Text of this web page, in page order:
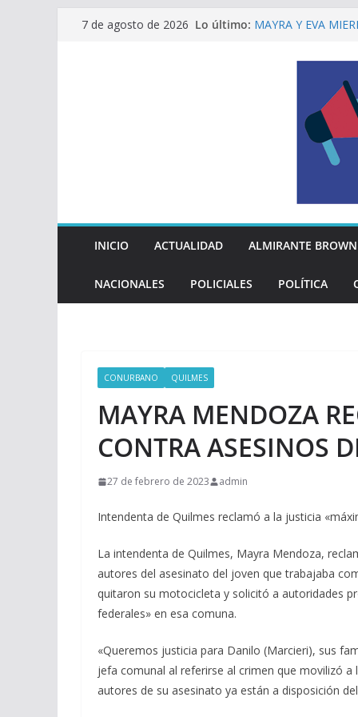
Saltar7 de agosto de 2026 Lo último: MAYRA Y EVA
PELUQUERÍAS
Encuesta: qué
reglas del Mundial
EL MUNICIPIO
A VECINAS Y
La Diócesis de
INICIO ACTUALIDAD ALMIRANTE BROWN
NACIONALES POLICIALES POLÍTICA
CONURBANO QUILMES
MAYRA MENDOZA
CONTRA ASESINOS
27 de febrero de 2023 admin
Intendenta de Quilmes reclamó a la justicia
La intendenta de Quilmes, Mayra Mendoza,
autores del asesinato del joven que trabajaba
quitaron su motocicleta y solicitó a autoridades
federales» en esa comuna.
«Queremos justicia para Danilo (Marcieri), sus
jefa comunal al referirse al crimen que movilizó
autores de su asesinato ya están a disposición